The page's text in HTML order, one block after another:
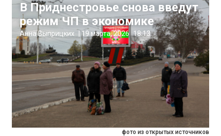
фото из открытых источников
В Приднестровье снова введут
режим ЧП в экономике
Анна Выприцких 19 марта, 2026 18:13